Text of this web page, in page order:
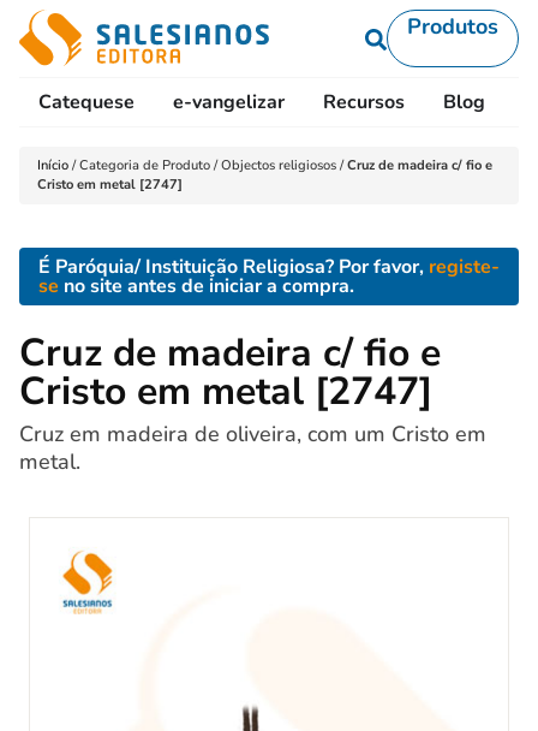
Produtos
Catequese e-vangelizar Recursos Blog
Início /Categoria de Produto /Objectos religiosos /Cruz de madeira c/ fio e
Cristo em metal [2747]
É Paróquia/ Instituição Religiosa? Por favor, registe-
se no site antes de iniciar a compra.
Cruz de madeira c/ fio e
Cristo em metal [2747]
Cruz em madeira de oliveira, com um Cristo em
metal.